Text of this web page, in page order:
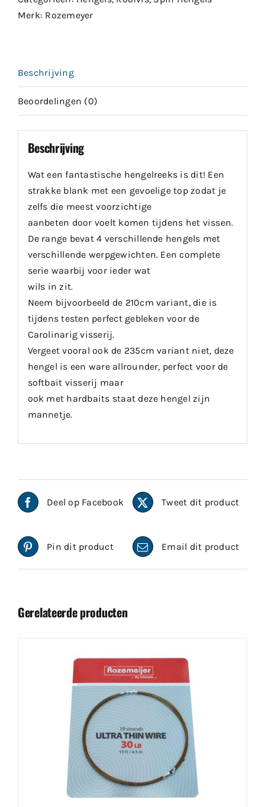
2pcs
Merk: Rozemeyer
Beschrijving
Beoordelingen (0)
Beschrijving
Wat een fantastische hengelreeks is dit! Een
strakke blank met een gevoelige top zodat je
zelfs die meest voorzichtige
aanbeten door voelt komen tijdens het vissen.
De range bevat 4 verschillende hengels met
verschillende werpgewichten. Een complete
serie waarbij voor ieder wat
wils in zit.
Neem bijvoorbeeld de 210cm variant, die is
tijdens testen perfect gebleken voor de
Carolinarig visserij.
Vergeet vooral ook de 235cm variant niet, deze
hengel is een ware allrounder, perfect voor de
softbait visserij maar
ook met hardbaits staat deze hengel zijn
mannetje.
Deel op Facebook Tweet dit product
Pin dit product Email dit product
Gerelateerde producten